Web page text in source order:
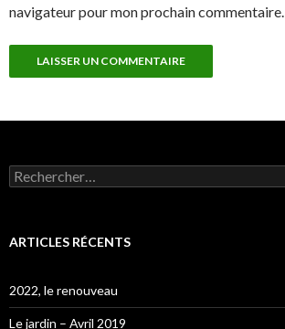
navigateur pour mon prochain commentaire.
Rechercher :
ARTICLES RÉCENTS
2022, le renouveau
Le jardin – Avril 2019